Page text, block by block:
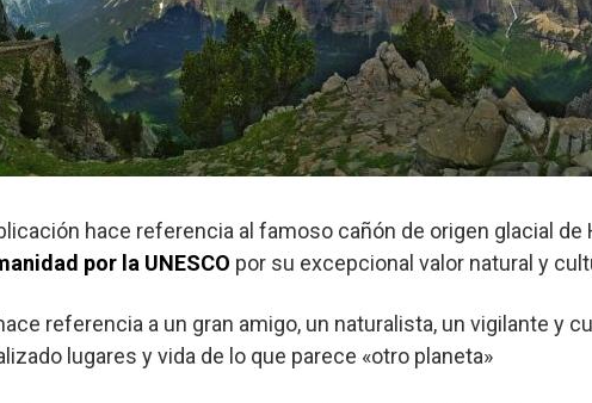
hace referencia al famoso cañón de origen glacial de
por la UNESCO por su excepcional valor natural y
referencia a un gran amigo, un naturalista, un vigilante y
lugares y vida de lo que parece «otro planeta»